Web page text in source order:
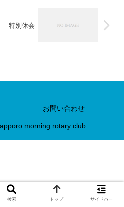
特別休会
お問い合わせ
morning rotary club.
検索 トップ サイドバー